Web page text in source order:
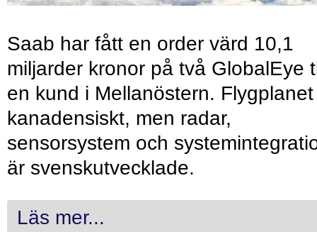
Saab har fått en order värd 10,1
miljarder kronor på två GlobalEye
en kund i Mellanöstern.
kanadensiskt, men radar,
sensorsystem och
är svenskutvecklade.
Läs mer...